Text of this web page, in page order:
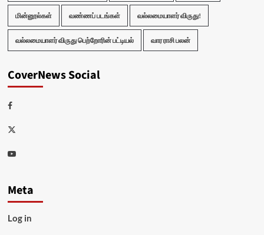
மின்னூல்கள் வண்ணப் படங்கள் வல்லமையாளர் விருது!
வல்லமையாளர் விருது பெற்றோரின் பட்டியல் வார ராசி பலன்
CoverNews Social
Facebook
Twitter
Youtube
Meta
Log in